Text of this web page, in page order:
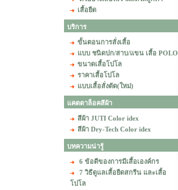
เสื้อยืด
บริการ
ขั้นตอนการสั่งเสื้อ
แบบ ชนิดปก/สาบ/แขน เสื้อ POLO
ขนาดเสื้อโปโล
ราคาเสื้อโปโล
แบบเสื้อสั่งตัด(ใหม่)
แคตตาล็อคสีผ้า
สีผ้า JUTI Color idex
สีผ้า Dry-Tech Color idex
บทความน่ารู้
6 ข้อดีของการมีเสื้อเองค์กร
7 วิธีดูแลเสื้อยืดสกรีน และเสื้อ
โปโล